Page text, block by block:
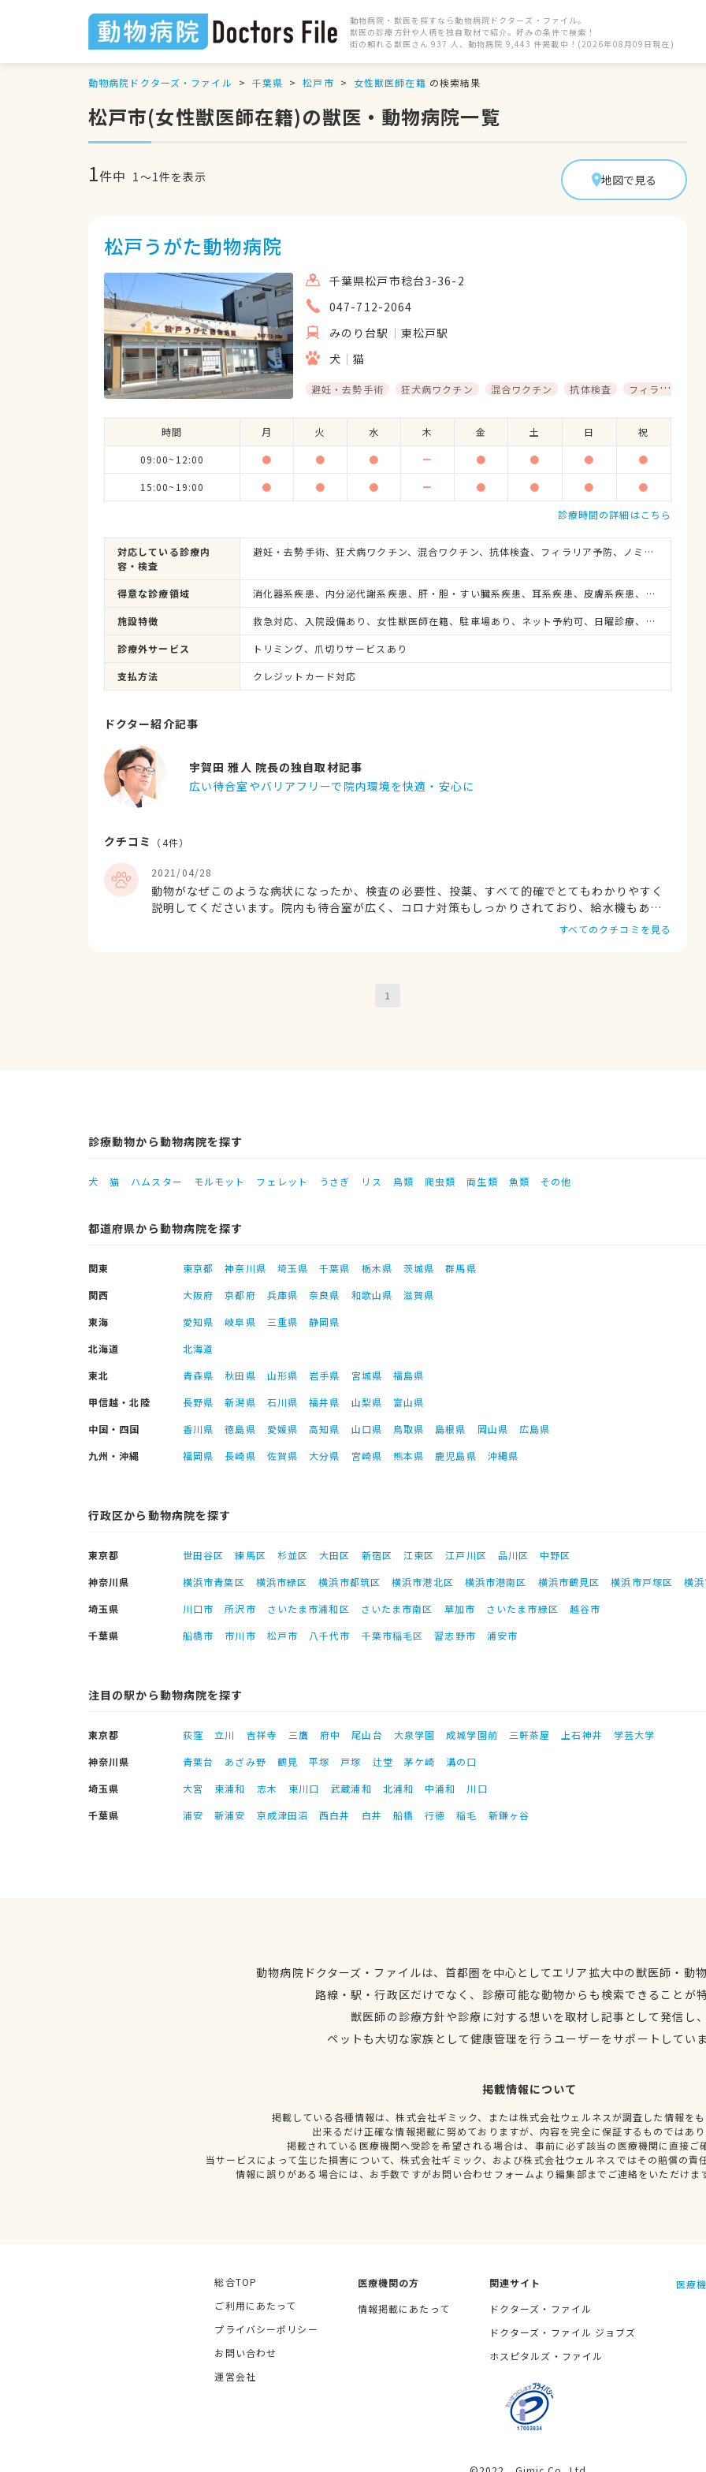
動物病院・獣医を探すなら動物病院ドクターズ・ファイル。
獣医の診療方針や人柄を独自取材で紹介。好みの条件で検索！
街の頼れる獣医さん 937 人、動物病院 9,443 件掲載中！(2026年08月09日現在)
動物病院ドクターズ・ファイル 千葉県 松戸市 女性獣医師在籍 の検索結果
松戸市(女性獣医師在籍)の獣医・動物病院一覧
1件中 1〜1件を表示 地図で見る
松戸うがた動物病院
千葉県松戸市稔台3-36-2
047-712-2064
みのり台駅
東松戸駅
犬
猫
避妊・去勢手術 狂犬病ワクチン 混合ワクチン 抗体検査 フィラリア予防
時間 月 火 水 木 金 土 日 祝
09:00~12:00 ● ● ● ー ● ● ● ●
15:00~19:00 ● ● ● ー ● ● ● ●
診療時間の詳細はこちら
対応している診療内
容・検査
避妊・去勢手術、狂犬病ワクチン、混合ワクチン、抗体検査、フィラリア予防、ノミ・ダニ予防、マイクロチップ対応、健康診断、各種検査、外科手術
得意な診療領域 消化器系疾患、内分泌代謝系疾患、肝・胆・すい臓系疾患、耳系疾患、皮膚系疾患、腎・泌尿器系疾患、腫瘍・がん、アレルギー、歯と口腔系疾患
施設特徴 救急対応、入院設備あり、女性獣医師在籍、駐車場あり、ネット予約可、日曜診療、祝日診療、感染症対策
診療外サービス トリミング、爪切りサービスあり
支払方法 クレジットカード対応
ドクター紹介記事
宇賀田 雅人 院長の独自取材記事
広い待合室やバリアフリーで院内環境を快適・安心に
クチコミ （4件）
2021/04/28
動物がなぜこのような病状になったか、検査の必要性、投薬、すべて的確でとてもわかりやすく
説明してくださいます。院内も待合室が広く、コロナ対策もしっかりされており、給水機もあり
すべてのクチコミを見る
1
診療動物から動物病院を探す
犬 猫 ハムスター モルモット フェレット うさぎ リス 鳥類 爬虫類 両生類 魚類 その他
都道府県から動物病院を探す
関東 東京都 神奈川県 埼玉県 千葉県 栃木県 茨城県
群馬県
関西
大阪府 京都府 兵庫県 奈良県 和歌山県
滋賀県
東海
愛知県 岐阜県 三重県
静岡県
北海道
北海道
東北
青森県 秋田県 山形県 岩手県 宮城県
福島県
甲信越・北陸
長野県 新潟県 石川県 福井県 山梨県
富山県
中国・四国
香川県 徳島県 愛媛県 高知県 山口県 鳥取県 島根県 岡山県
広島県
九州・沖縄
福岡県 長崎県 佐賀県 大分県 宮崎県 熊本県 鹿児島県 沖縄県
行政区から動物病院を探す
東京都 世田谷区 練馬区 杉並区 大田区 新宿区 江東区 江戸川区 品川区
中野区
神奈川県
横浜市青葉区 横浜市緑区 横浜市都筑区 横浜市港北区 横浜市港南区 横浜市鶴見区 横浜市戸塚区
横
埼玉県
川口市 所沢市 さいたま市浦和区 さいたま市南区 草加市 さいたま市緑区
越谷市
千葉県
船橋市 市川市 松戸市 八千代市 千葉市稲毛区 習志野市 浦安市
注目の駅から動物病院を探す
東京都 荻窪 立川 吉祥寺 三鷹 府中 尾山台 大泉学園 成城学園前 三軒茶屋 上石神井
学芸大学
神奈川県
青葉台 あざみ野 鶴見 平塚 戸塚 辻堂 茅ケ崎
溝の口
埼玉県
大宮 東浦和 志木 東川口 武蔵浦和 北浦和 中浦和
川口
千葉県
浦安 新浦安 京成津田沼 西白井 白井 船橋 行徳 稲毛 新鎌ヶ谷
動物病院ドクターズ・ファイルは、首都圏を中心としてエリア拡大中の獣医師・動
路線・駅・行政区だけでなく、診療可能な動物からも検索できることが
獣医師の診療方針や診療に対する想いを取材し記事として発信し
ペットも大切な家族として健康管理を行うユーザーをサポートしてい
掲載情報について
掲載している各種情報は、株式会社ギミック、または株式会社ウェルネスが調査した情報を
出来るだけ正確な情報掲載に努めておりますが、内容を完全に保証するものではあ
掲載されている医療機関へ受診を希望される場合は、事前に必ず該当の医療機関に直接ご
当サービスによって生じた損害について、株式会社ギミック、および株式会社ウェルネスではその賠償の責
情報に誤りがある場合には、お手数ですがお問い合わせフォームより編集部までご連絡をいただけま
総合TOP
ご利用にあたって
プライバシーポリシー
お問い合わせ
運営会社
医療機関の方
情報掲載にあたって
関連サイト
ドクターズ・ファイル
ドクターズ・ファイル ジョブズ
ホスピタルズ・ファイル
医療